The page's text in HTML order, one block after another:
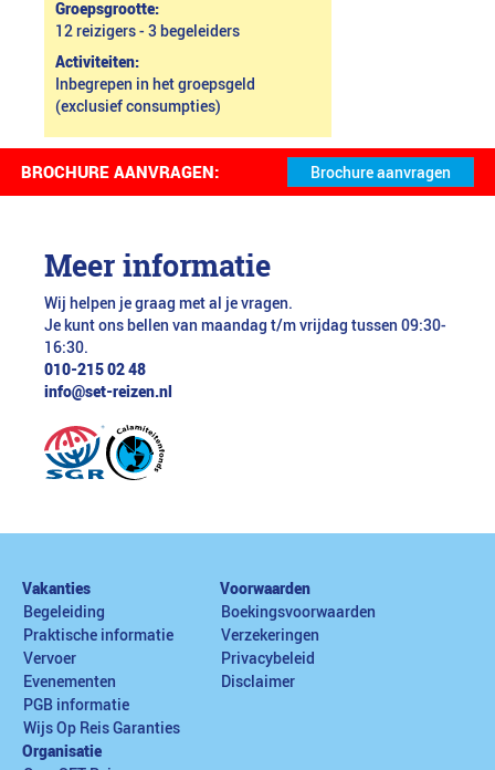
Groepsgrootte:
12 reizigers - 3 begeleiders
Activiteiten:
Inbegrepen in het groepsgeld
(exclusief consumpties)
BROCHURE AANVRAGEN:
Meer informatie
Wij helpen je graag met al je vragen.
Je kunt ons bellen van maandag t/m vrijdag tussen 09:30-
16:30.
010-215 02 48
info@set-reizen.nl
Vakanties
Begeleiding
Praktische informatie
Vervoer
Evenementen
PGB informatie
Wijs Op Reis Garanties
Voorwaarden
Boekingsvoorwaarden
Verzekeringen
Privacybeleid
Disclaimer
Organisatie